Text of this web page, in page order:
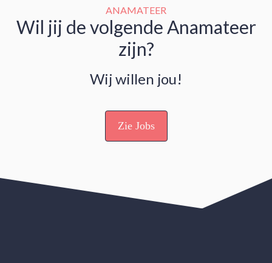
ANAMATEER
Wil jij de volgende Anamateer
zijn?
Wij willen jou!
Zie Jobs